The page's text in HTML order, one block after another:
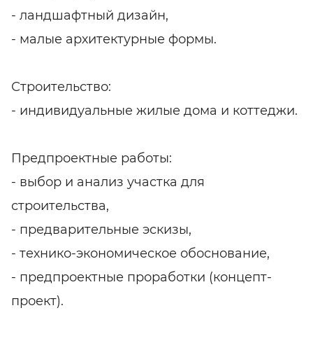
- ландшафтный дизайн,
- малые архитектурные формы.
Строительство:
- индивидуальные жилые дома и коттеджи.
Предпроектные работы:
- выбор и анализ участка для
строительства,
- предварительные эскизы,
- технико-экономическое обоснование,
- предпроектные проработки (концепт-
проект).